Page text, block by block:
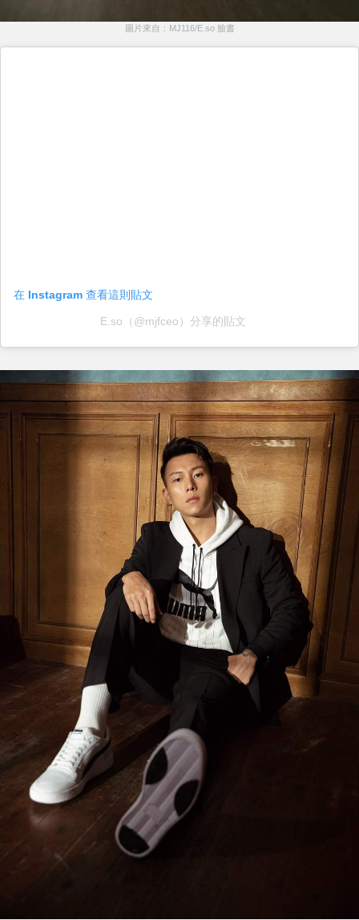
圖片來自：MJ116/E.so 臉書
在 Instagram 查看這則貼文
E.so（@mjfceo）分享的貼文